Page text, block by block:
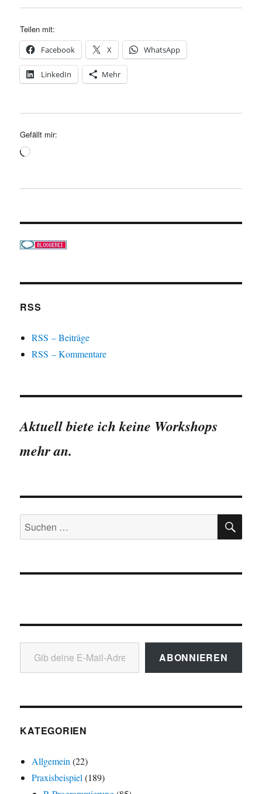
Teilen mit:
Facebook X WhatsApp
LinkedIn Mehr
Gefällt mir:
Wird
RSS
RSS – Beiträge
RSS – Kommentare
Aktuell biete ich keine Workshops
mehr an.
Suchen
nach:
Gib deine E-Mail-Adresse ein ...
ABONNIEREN
KATEGORIEN
Allgemein (22)
Praxisbeispiel (189)